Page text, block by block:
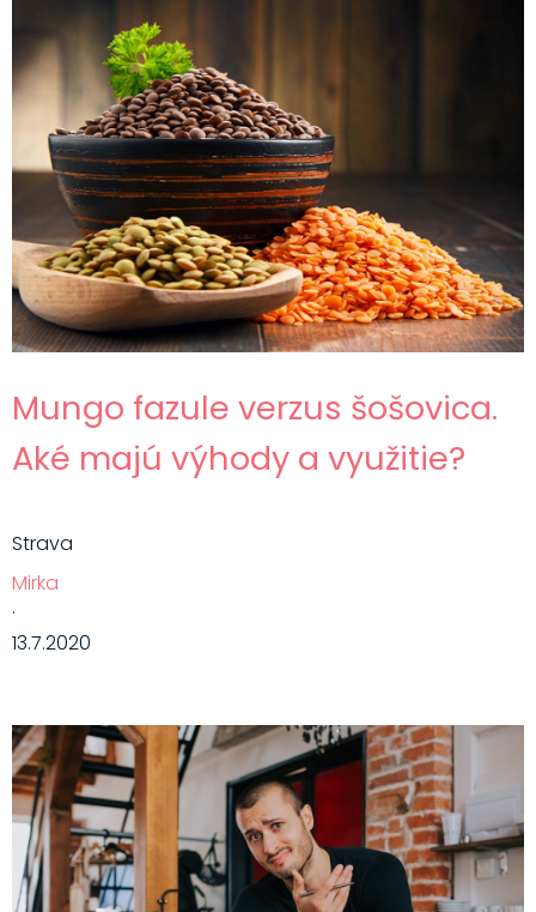
Mungo fazule verzus šošovica.
Aké majú výhody a využitie?
Strava
Mirka
·
13.7.2020